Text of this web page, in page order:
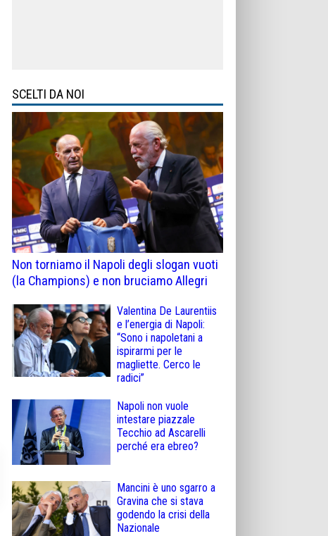
SCELTI DA NOI
Non torniamo il Napoli degli slogan vuoti
(la Champions) e non bruciamo Allegri
Valentina De Laurentiis
e l’energia di Napoli:
“Sono i napoletani a
ispirarmi per le
magliette. Cerco le
radici”
Napoli non vuole
intestare piazzale
Tecchio ad Ascarelli
perché era ebreo?
Mancini è uno sgarro a
Gravina che si stava
godendo la crisi della
Nazionale